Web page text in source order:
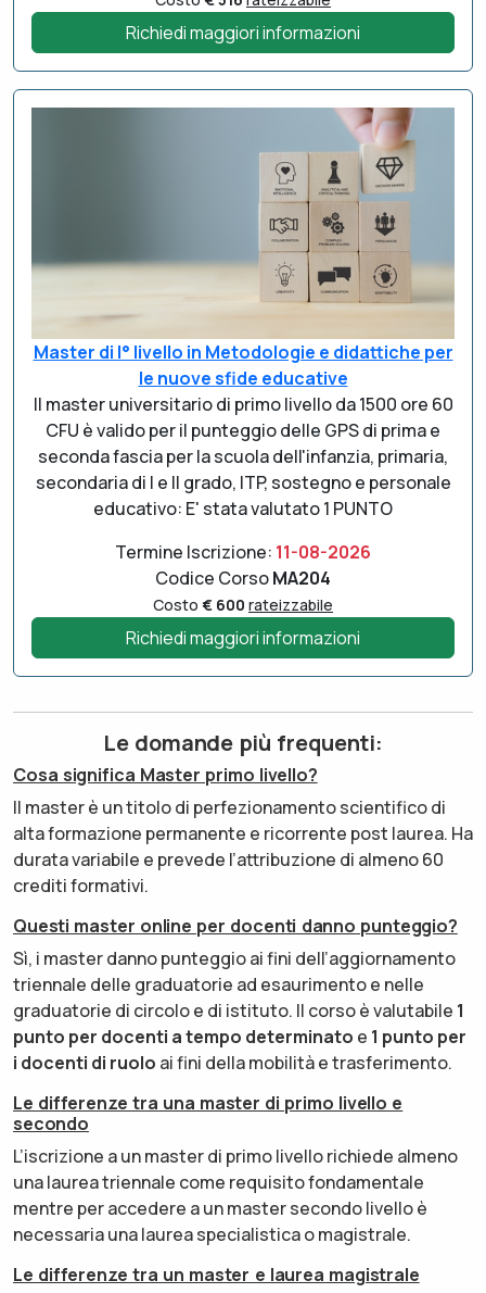
Richiedi maggiori informazioni
Master di I° livello in Metodologie e didattiche per
le nuove sfide educative
Il master universitario di primo livello da 1500 ore 60
CFU è valido per il punteggio delle GPS di prima e
seconda fascia per la scuola dell'infanzia, primaria,
secondaria di I e II grado, ITP, sostegno e personale
educativo: E' stata valutato 1 PUNTO
Termine Iscrizione: 11-08-2026
Codice CorsoMA204
Costo € 600 rateizzabile
Richiedi maggiori informazioni
Le domande più frequenti:
Cosa significa Master primo livello?
Il master è un titolo di perfezionamento scientifico di
alta formazione permanente e ricorrente post laurea. Ha
durata variabile e prevede l’attribuzione di almeno 60
crediti formativi.
Questi master online per docenti danno punteggio?
Sì, i master danno punteggio ai fini dell’aggiornamento
triennale delle graduatorie ad esaurimento e nelle
graduatorie di circolo e di istituto. Il corso è valutabile 1
punto per docenti a tempo determinato e 1 punto per
i docenti di ruolo ai fini della mobilità e trasferimento.
Le differenze tra una master di primo livello e
secondo
L’iscrizione a un master di primo livello richiede almeno
una laurea triennale come requisito fondamentale
mentre per accedere a un master secondo livello è
necessaria una laurea specialistica o magistrale.
Le differenze tra un master e laurea magistrale